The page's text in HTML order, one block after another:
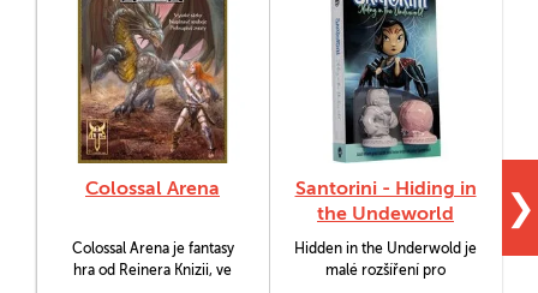
Colossal Arena
Colossal Arena je fantasy
hra od Reinera Knizii, ve
Santorini - Hiding in
the Undeworld
Hidden in the Underwold je
malé rozšíření pro
❯